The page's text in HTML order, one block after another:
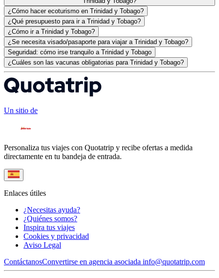
¿Cómo hacer ecoturismo en Trinidad y Tobago?
¿Qué presupuesto para ir a Trinidad y Tobago?
¿Cómo ir a Trinidad y Tobago?
¿Se necesita visado/pasaporte para viajar a Trinidad y Tobago?
Seguridad: cómo irse tranquilo a Trinidad y Tobago
¿Cuáles son las vacunas obligatorias para Trinidad y Tobago?
Un sitio de
Personaliza tus viajes con Quotatrip y recibe ofertas a medida
directamente en tu bandeja de entrada.
Enlaces útiles
¿Necesitas ayuda?
¿Quiénes somos?
Inspira tus viajes
Cookies y privacidad
Aviso Legal
ContáctanosConvertirse en agencia asociada info@quotatrip.com